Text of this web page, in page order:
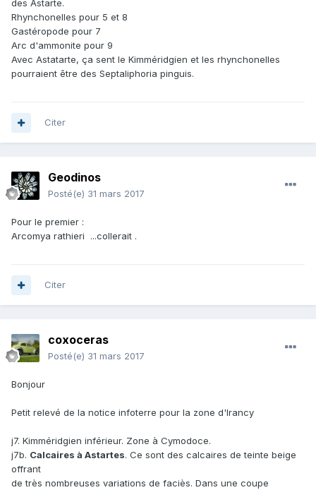
des Astarte.
Rhynchonelles pour 5 et 8
Gastéropode pour 7
Arc d'ammonite pour 9
Avec Astatarte, ça sent le Kimméridgien et les rhynchonelles
pourraient être des Septaliphoria pinguis.
Citer
Geodinos
Posté(e) 31 mars 2017
Pour le premier :
Arcomya rathieri ...collerait .
Citer
coxoceras
Posté(e) 31 mars 2017
Bonjour
Petit relevé de la notice infoterre pour la zone d'Irancy
j7. Kimméridgien inférieur. Zone à Cymodoce.
j7b. Calcaires à Astartes. Ce sont des calcaires de teinte beige
offrant
de très nombreuses variations de faciès. Dans une coupe